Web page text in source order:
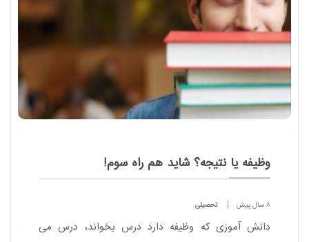
وظیفه یا نتیجه؟ شاید هم راه سوم!
8 سال پیش تحصیلی
دانش آموزی که وظیفه دارد درس بخواند، درس می